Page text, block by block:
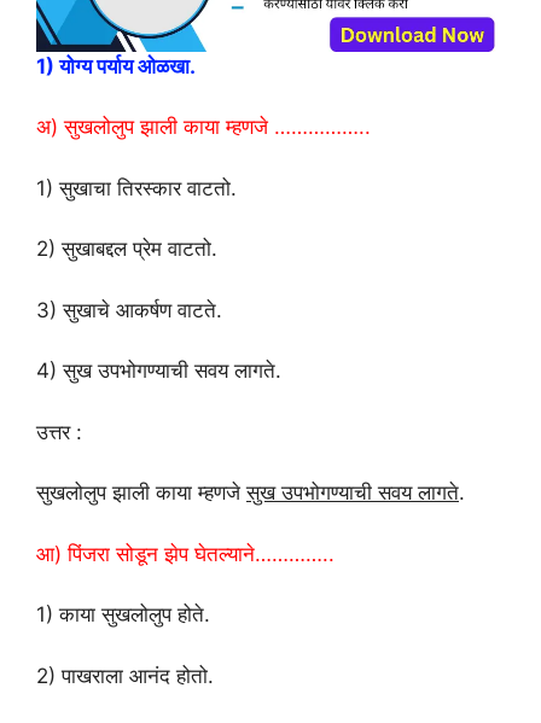
1) योग्य पर्याय ओळखा.
अ) सुखलोलुप झाली काया म्हणजे ……………..
1) सुखाचा तिरस्कार वाटतो.
2) सुखाबद्दल प्रेम वाटतो.
3) सुखाचे आकर्षण वाटते.
4) सुख उपभोगण्याची सवय लागते.
उत्तर :
सुखलोलुप झाली काया म्हणजेसुख उपभोगण्याची सवय लागते.
आ) पिंजरा सोडून झेप घेतल्याने…………..
1) काया सुखलोलुप होते.
2) पाखराला आनंद होतो.